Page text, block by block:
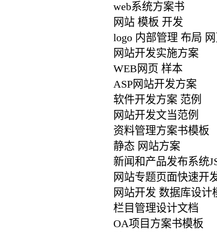
web系统方案书
网站 模板 开发
logo 内部管理 布局
网站开发实施方案
WEB网页 样本
ASP网站开发方案
软件开发方案 范例
网站开发文当范例
资料管理方案书模板
静态 网站方案
新闻和产品发布系统
网站专题页面快速开
网站开发 数据库设计
栏目管理设计文档
OA项目方案书模板